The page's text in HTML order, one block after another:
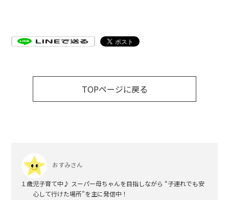
TOPページに戻る
おすみさん
１歳児子育て中♪ スーパー母ちゃんを目指しながら “子連れでも安
心して行けた場所”を主に発信中！